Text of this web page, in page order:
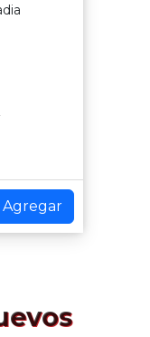
Agregar